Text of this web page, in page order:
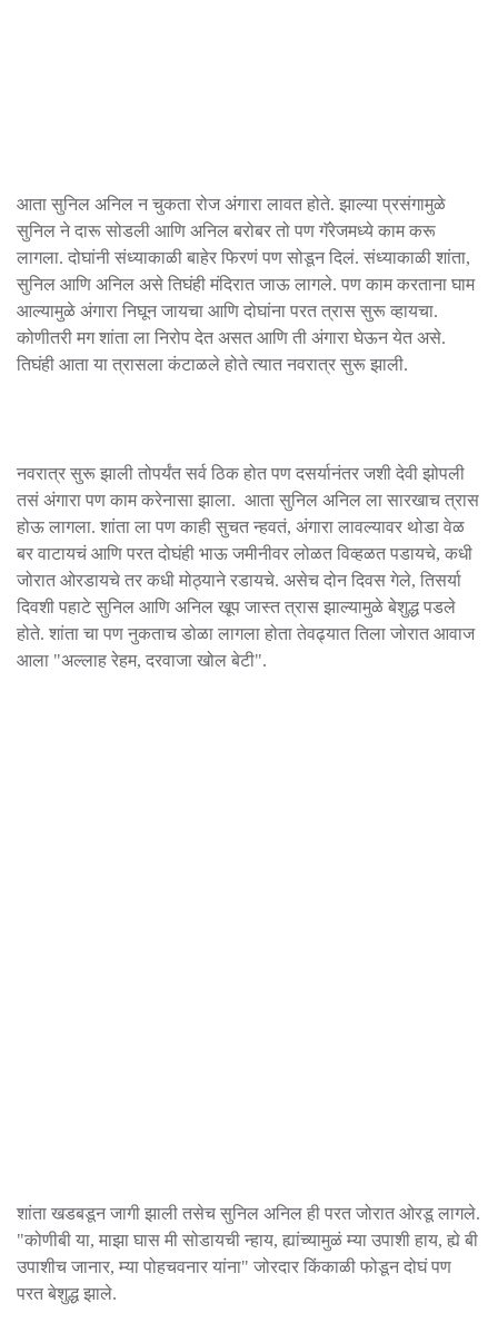
आता सुनिल अनिल न चुकता रोज अंगारा लावत होते. झाल्या प्रसंगामुळे
सुनिल ने दारू सोडली आणि अनिल बरोबर तो पण गॅरेजमध्ये काम करू
लागला. दोघांनी संध्याकाळी बाहेर फिरणं पण सोडून दिलं. संध्याकाळी शांता,
सुनिल आणि अनिल असे तिघंही मंदिरात जाऊ लागले. पण काम करताना घाम
आल्यामुळे अंगारा निघून जायचा आणि दोघांना परत त्रास सुरू व्हायचा.
कोणीतरी मग शांता ला निरोप देत असत आणि ती अंगारा घेऊन येत असे.
तिघंही आता या त्रासला कंटाळले होते त्यात नवरात्र सुरू झाली.
नवरात्र सुरू झाली तोपर्यंत सर्व ठिक होत पण दसर्यानंतर जशी देवी झोपली
तसं अंगारा पण काम करेनासा झाला. आता सुनिल अनिल ला सारखाच त्रास
होऊ लागला. शांता ला पण काही सुचत न्हवतं, अंगारा लावल्यावर थोडा वेळ
बर वाटायचं आणि परत दोघंही भाऊ जमीनीवर लोळत विव्हळत पडायचे, कधी
जोरात ओरडायचे तर कधी मोठ्याने रडायचे. असेच दोन दिवस गेले, तिसर्या
दिवशी पहाटे सुनिल आणि अनिल खूप जास्त त्रास झाल्यामुळे बेशुद्ध पडले
होते. शांता चा पण नुकताच डोळा लागला होता तेवढ्यात तिला जोरात आवाज
आला "अल्लाह रेहम, दरवाजा खोल बेटी".
शांता खडबडून जागी झाली तसेच सुनिल अनिल ही परत जोरात ओरडू लागले.
"कोणीबी या, माझा घास मी सोडायची न्हाय, ह्यांच्यामुळं म्या उपाशी हाय, ह्ये बी
उपाशीच जानार, म्या पोहचवनार यांना" जोरदार किंकाळी फोडून दोघं पण
परत बेशुद्ध झाले.